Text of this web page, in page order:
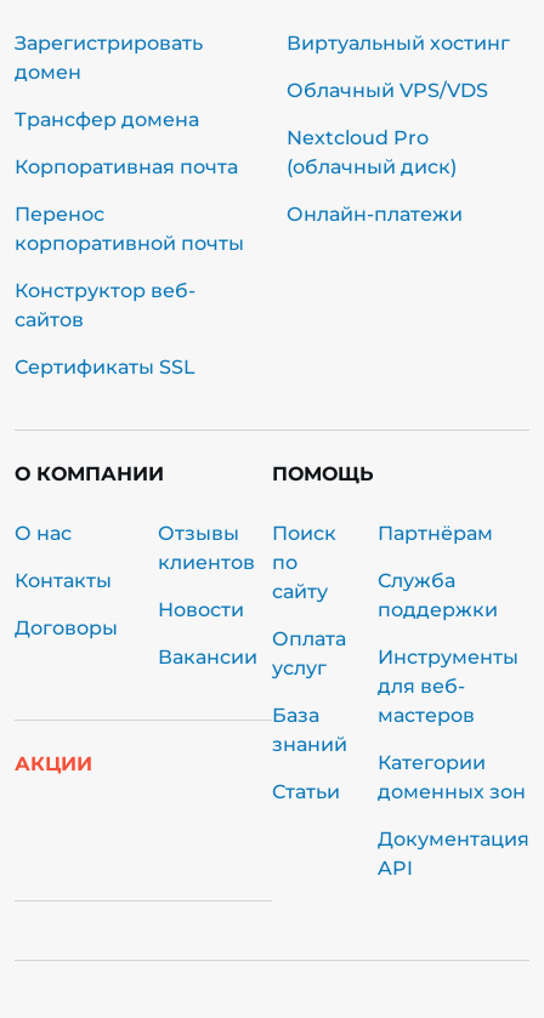
Зарегистрировать
домен
Трансфер домена
Корпоративная почта
Перенос
корпоративной почты
Конструктор веб-
сайтов
Сертификаты SSL
Виртуальный хостинг
Облачный VPS/VDS
Nextcloud Pro
(облачный диск)
Онлайн-платежи
О КОМПАНИИ
О нас
Контакты
Договоры
Отзывы
клиентов
Новости
Вакансии
АКЦИИ
ПОМОЩЬ
Поиск
по
сайту
Оплата
услуг
База
знаний
Статьи
Партнёрам
Служба
поддержки
Инструменты
для веб-
мастеров
Категории
доменных зон
Документация
API